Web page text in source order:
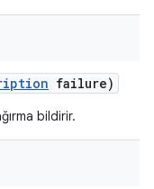
failure)
bildirir.